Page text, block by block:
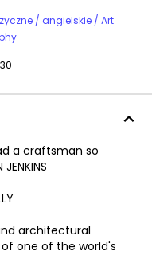
/ Art
a craftsman so
architectural
one of the world's